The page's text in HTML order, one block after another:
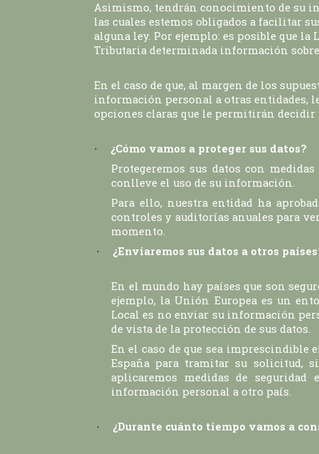
Asimismo, tendrán conocimiento de su
las cuales estemos obligados a facilitar
alguna ley. Por ejemplo: es posible que
Tributaria determinada información
En el caso de que, al margen de los
información personal a otras entidades,
opciones claras que le permitirán decidir
·
¿Cómo vamos a proteger sus datos?
Protegeremos sus datos con
conlleve el uso de su información.
Para ello, nuestra entidad ha
controles y auditorías anuales para
momento.
· ¿Enviaremos sus datos a otros
En el mundo hay países que son
ejemplo, la Unión Europea es un
Local es no enviar su información
de vista de la protección de sus datos.
En el caso de que sea imprescindible
España para tramitar su solicitud,
aplicaremos medidas de
información personal a otro país.
· ¿Durante cuánto tiempo vamos a